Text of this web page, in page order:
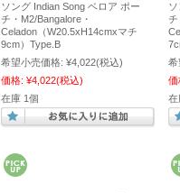
ソング Indian Song ベロア ポー
チ・M2/Bangalore・
Celadon（W20.5xH14cmxマチ
9cm）Type.B
希望小売価格: ¥4,022(税込)
価格: ¥4,022(税込)
在庫 1個
チ
希
価
在